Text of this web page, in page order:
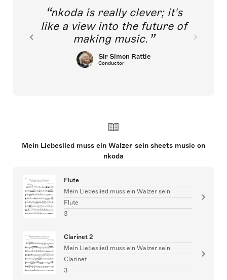
nkoda is really clever; it's
like a view into the future of
making music.
Sir Simon Rattle
Conductor
Mein Liebeslied muss ein Walzer sein sheets music on
nkoda
Flute
Mein Liebeslied muss ein Walzer sein
Flute
3
Clarinet 2
Mein Liebeslied muss ein Walzer sein
Clarinet
3